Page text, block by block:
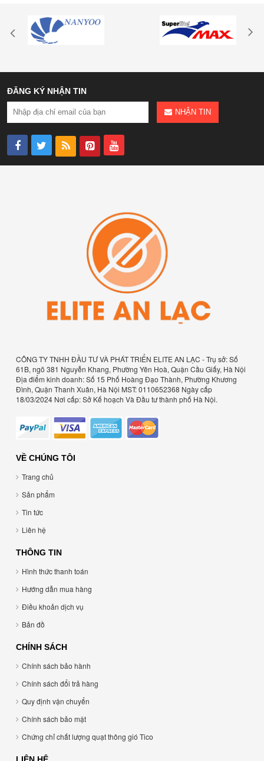
ĐĂNG KÝ NHẬN TIN
NHẬN TIN
CÔNG TY TNHH ĐẦU TƯ VÀ PHÁT TRIỂN ELITE AN LẠC - Trụ sở: Số
61B, ngõ 381 Nguyễn Khang, Phường Yên Hoà, Quận Cầu Giấy, Hà Nội
Địa điểm kinh doanh: Số 15 Phố Hoàng Đạo Thành, Phường Khương
Đình, Quận Thanh Xuân, Hà Nội MST: 0110652368 Ngày cấp
18/03/2024 Nơi cấp: Sở Kế hoạch Và Đầu tư thành phố Hà Nội.
VỀ CHÚNG TÔI
Trang chủ
Sản phẩm
Tin tức
Liên hệ
THÔNG TIN
Hình thức thanh toán
Hướng dẫn mua hàng
Điều khoản dịch vụ
Bản đồ
CHÍNH SÁCH
Chính sách bảo hành
Chính sách đổi trả hàng
Quy định vận chuyển
Chính sách bảo mật
Chứng chỉ chất lượng quạt thông gió Tico
LIÊN HỆ